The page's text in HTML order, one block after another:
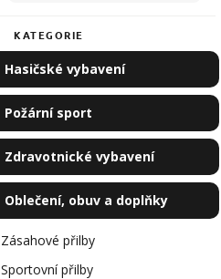
Přeskočit
kategorie
KATEGORIE
Hasičské vybavení
Požární sport
Zdravotnické vybavení
Oblečení, obuv a doplňky
Zásahové přilby
Sportovní přilby